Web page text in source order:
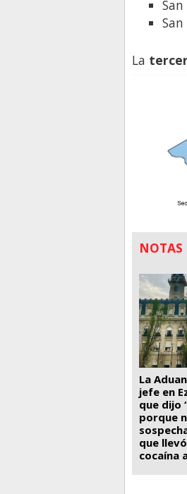
La
NOTAS
La
jefe en
que dijo
porque
que
cocaína